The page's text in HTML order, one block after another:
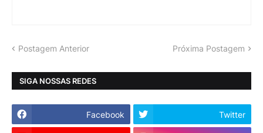
Postagem Anterior Próxima Postagem
SIGA NOSSAS REDES
Facebook Twitter